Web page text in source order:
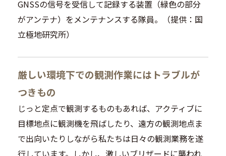
GNSSの信号を受信して記録する装置（緑色の部分
がアンテナ）をメンテナンスする隊員。（提供：国
立極地研究所）
厳しい環境下での観測作業にはトラブルが
つきもの
じっと定点で観測するものもあれば、アクティブに
目標地点に観測機を飛ばしたり、遠方の観測地点ま
で出向いたりしながら私たちは日々の観測業務を遂